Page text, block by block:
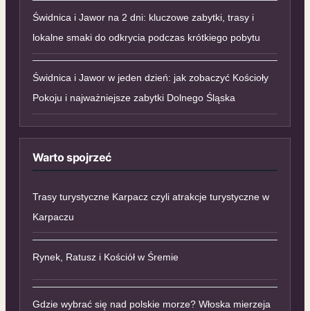
Świdnica i Jawor na 2 dni: kluczowe zabytki, trasy i
lokalne smaki do odkrycia podczas krótkiego pobytu
Świdnica i Jawor w jeden dzień: jak zobaczyć Kościoły
Pokoju i najważniejsze zabytki Dolnego Śląska
Warto spojrzeć
Trasy turystyczne Karpacz czyli atrakcje turystyczne w
Karpaczu
Rynek, Ratusz i Kościół w Śremie
Gdzie wybrać się nad polskie morze? Włoska mierzeja